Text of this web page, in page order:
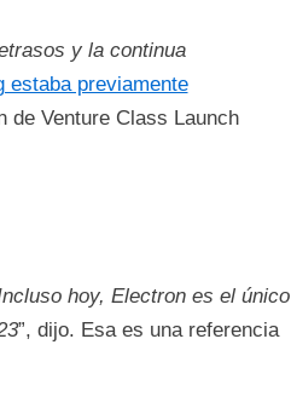
y la continua
estaba previamente
Venture Class Launch
hoy, Electron es el único
”, dijo. Esa es una referencia